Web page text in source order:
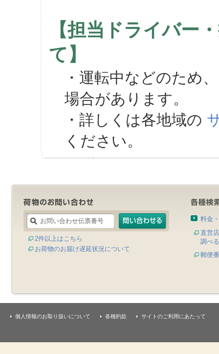
【担当ドライバー
て】
・運転中などのため
場合があります。
・詳しくは各地域の
ください。
2件以上はこちら
お荷物のお届け遅延状況について
料金
直営
調べる
郵便
個人情報のお取り扱いについて 各種約款 サイトのご利用にあたって